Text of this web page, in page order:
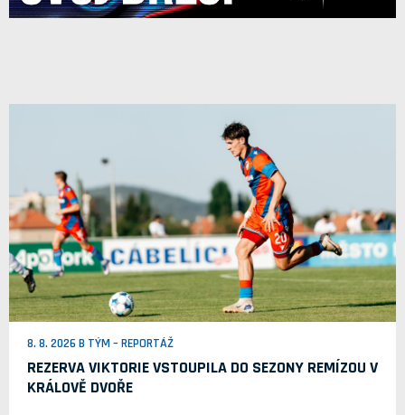
8. 8. 2026 B TÝM – REPORTÁŽ
REZERVA VIKTORIE VSTOUPILA DO SEZONY REMÍZOU V
KRÁLOVĚ DVOŘE